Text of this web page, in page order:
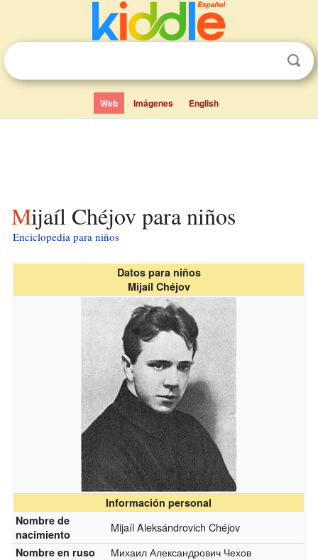
Web Imágenes English
Mijaíl Chéjov para niños
Enciclopedia para niños
Datos para niños
Mijaíl Chéjov
Información personal
Nombre de
nacimiento
Mijaíl Aleksándrovich Chéjov
Nombre en ruso Михаил Александрович Чехов